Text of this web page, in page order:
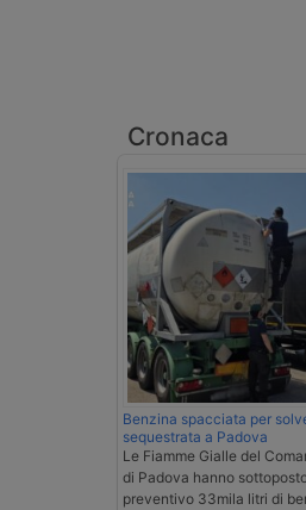
Cronaca
Benzina spacciata per
sequestrata a Padova
Le Fiamme Gialle del
di Padova hanno
preventivo 33mila litri di